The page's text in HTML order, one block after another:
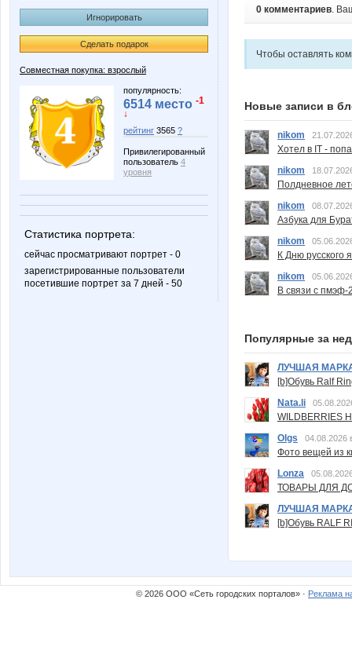
Игнорировать
Сделать подарок
Совместная покупка: взрослый
популярность:
6514 место -1
↓
рейтинг 3565 ?
Привилегированный
пользователь 4
уровня
Статистика портрета:
сейчас просматривают портрет - 0
зарегистрированные пользователи
посетившие портрет за 7 дней - 50
0 комментариев.
Чтобы оставлять
Новые записи в
nikom
Хотел в IT -
nikom
Полдневное
nikom
Азбука для
nikom
К Дню русского
nikom
В связи с пмэф-
Популярные за
ЛУЧШАЯ
[b]Обувь Ralf
Nata.li
Olgs
04.08.2026
Фото вещей из
Lonza
ТОВАРЫ ДЛЯ
ЛУЧШАЯ
[b]Обувь RALF
© 2026 ООО «Сеть городских порталов» · Реклама